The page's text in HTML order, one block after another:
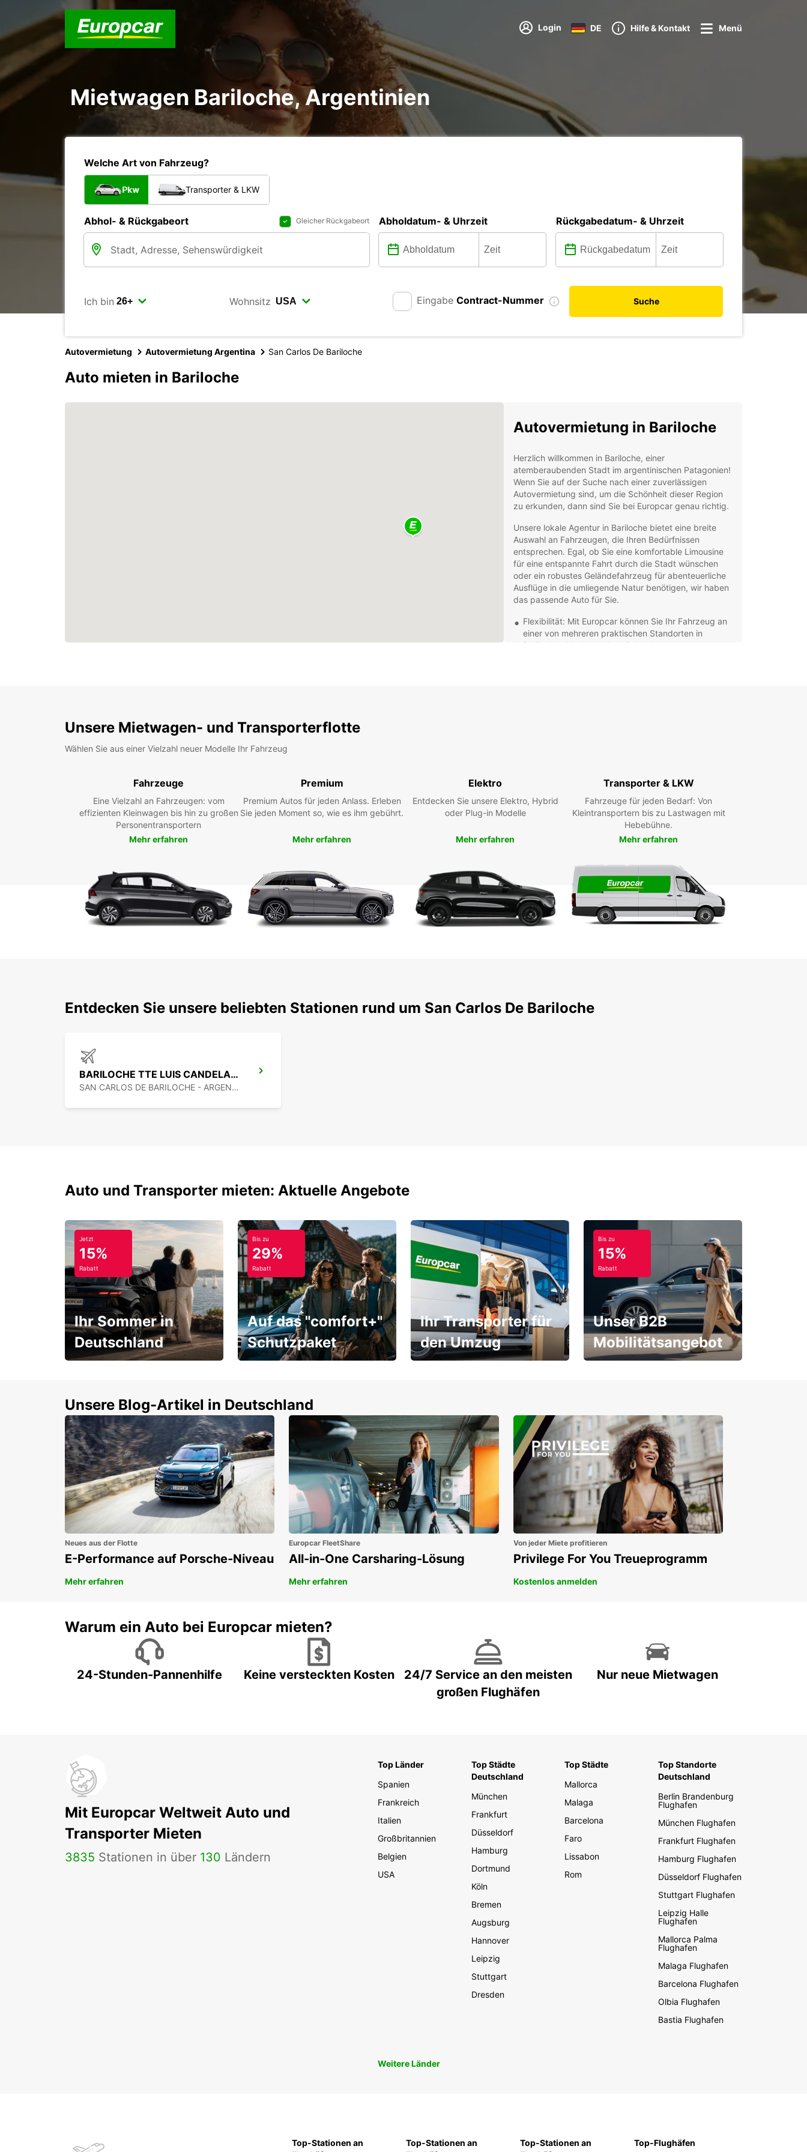
Login DE Hilfe & Kontakt Menü
Mietwagen Bariloche, Argentinien
Welche Art von Fahrzeug?
Pkw Transporter & LKW
Abhol- & Rückgabeort Gleicher Rückgabeort Abholdatum- & Uhrzeit Rückgabedatum- & Uhrzeit
Ich bin Wohnsitz Eingabe Contract-Nummer Suche
Autovermietung Autovermietung Argentina San Carlos De Bariloche
Auto mieten in Bariloche
Autovermietung in Bariloche
Herzlich willkommen in Bariloche, einer
atemberaubenden Stadt im argentinischen Patagonien!
Wenn Sie auf der Suche nach einer zuverlässigen
Autovermietung sind, um die Schönheit dieser Region
zu erkunden, dann sind Sie bei Europcar genau richtig.
Unsere lokale Agentur in Bariloche bietet eine breite
Auswahl an Fahrzeugen, die Ihren Bedürfnissen
entsprechen. Egal, ob Sie eine komfortable Limousine
für eine entspannte Fahrt durch die Stadt wünschen
oder ein robustes Geländefahrzeug für abenteuerliche
Ausflüge in die umliegende Natur benötigen, wir haben
das passende Auto für Sie.
Flexibilität: Mit Europcar können Sie Ihr Fahrzeug an
einer von mehreren praktischen Standorten in
Bariloche abholen und zurückgeben.
umliegenden Natur mit einem Mietwagen von Europcar.
Buchen Sie noch heute und machen Sie sich bereit für
ein unvergessliches Abenteuer in Patagonien!
Unsere Mietwagen- und Transporterflotte
Wählen Sie aus einer Vielzahl neuer Modelle Ihr Fahrzeug
Fahrzeuge
Eine Vielzahl an Fahrzeugen: vom
effizienten Kleinwagen bis hin zu großen
Personentransportern
Mehr erfahren
Premium
Premium Autos für jeden Anlass. Erleben
Sie jeden Moment so, wie es ihm gebührt.
Mehr erfahren
Elektro
Entdecken Sie unsere Elektro, Hybrid
oder Plug-in Modelle
Mehr erfahren
Transporter & LKW
Fahrzeuge für jeden Bedarf: Von
Kleintransportern bis zu Lastwagen mit
Hebebühne.
Mehr erfahren
Entdecken Sie unsere beliebten Stationen rund um San Carlos De Bariloche
BARILOCHE TTE LUIS CANDELARIA FLUGHAFEN
SAN CARLOS DE BARILOCHE - ARGENTINA
Auto und Transporter mieten: Aktuelle Angebote
Jetzt
15%
Rabatt
Ihr Sommer in
Deutschland
Bis zu
29%
Rabatt
Auf das "comfort+"
Schutzpaket
buchen!
Ihr Transporter für
den Umzug
Bis zu
15%
Rabatt
Unser B2B
Mobilitätsangebot
Unsere Blog-Artikel in Deutschland
Neues aus der Flotte
E-Performance auf Porsche-Niveau
Mehr erfahren
Europcar FleetShare
All-in-One Carsharing-Lösung
Mehr erfahren
Von jeder Miete profitieren
Privilege For You Treueprogramm
Kostenlos anmelden
Warum ein Auto bei Europcar mieten?
24-Stunden-Pannenhilfe Keine versteckten Kosten
24/7 Service an den meisten
großen Flughäfen
Nur neue Mietwagen
Mit Europcar Weltweit Auto und
Transporter Mieten
3835 Stationen in über 130 Ländern
Top Länder
Spanien
Frankreich
Italien
Großbritannien
Belgien
USA
Top Städte
Deutschland
München
Frankfurt
Düsseldorf
Hamburg
Dortmund
Köln
Bremen
Augsburg
Hannover
Leipzig
Stuttgart
Dresden
Top Städte
Mallorca
Malaga
Barcelona
Faro
Lissabon
Rom
Top Standorte
Deutschland
Berlin Brandenburg
Flughafen
München Flughafen
Frankfurt Flughafen
Hamburg Flughafen
Düsseldorf Flughafen
Stuttgart Flughafen
Leipzig Halle
Flughafen
Mallorca Palma
Flughafen
Malaga Flughafen
Barcelona Flughafen
Olbia Flughafen
Bastia Flughafen
Weitere Länder
Top-Stationen an
Top-Stationen an
Top-Stationen an
Top-Flughäfen